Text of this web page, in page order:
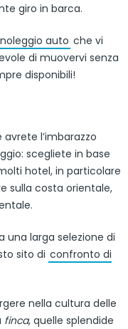
giro in barca.
noleggio auto che vi
di muovervi senza
disponibili!
l’imbarazzo
scegliete in base
hotel, in particolare
sulla costa orientale,
una larga selezione di
sito di confronto di
nella cultura delle
finca, quelle splendide